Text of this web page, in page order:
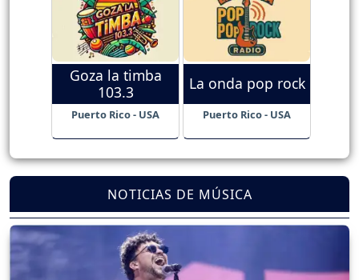
Goza la timba
103.3
Puerto Rico - USA
La onda pop rock
Puerto Rico - USA
NOTICIAS DE MÚSICA